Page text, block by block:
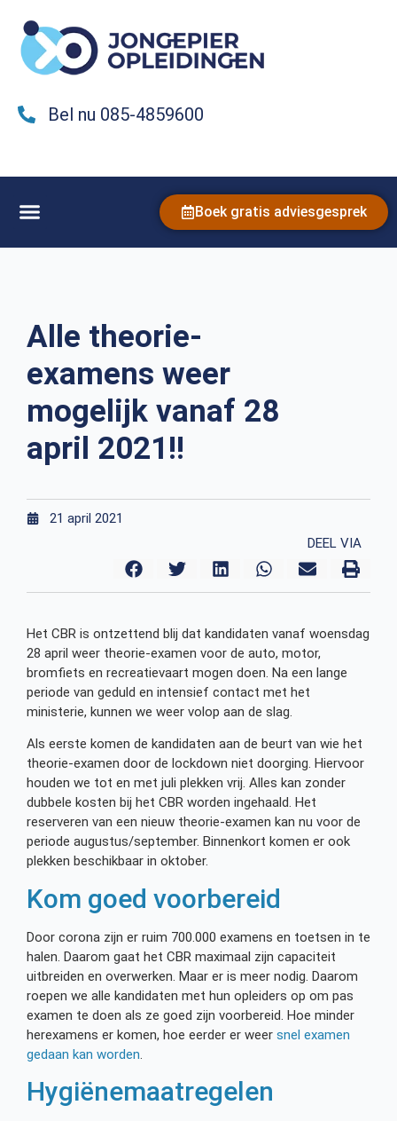
Bel nu 085-4859600
Boek gratis adviesgesprek
Alle theorie-
examens weer
mogelijk vanaf 28
april 2021!!
21 april 2021
DEEL VIA
Het CBR is ontzettend blij dat kandidaten vanaf woensdag
28 april weer theorie-examen voor de auto, motor,
bromfiets en recreatievaart mogen doen. Na een lange
periode van geduld en intensief contact met het
ministerie, kunnen we weer volop aan de slag.
Als eerste komen de kandidaten aan de beurt van wie het
theorie-examen door de lockdown niet doorging. Hiervoor
houden we tot en met juli plekken vrij. Alles kan zonder
dubbele kosten bij het CBR worden ingehaald. Het
reserveren van een nieuw theorie-examen kan nu voor de
periode augustus/september. Binnenkort komen er ook
plekken beschikbaar in oktober.
Kom goed voorbereid
Door corona zijn er ruim 700.000 examens en toetsen in te
halen. Daarom gaat het CBR maximaal zijn capaciteit
uitbreiden en overwerken. Maar er is meer nodig. Daarom
roepen we alle kandidaten met hun opleiders op om pas
examen te doen als ze goed zijn voorbereid. Hoe minder
herexamens er komen, hoe eerder er weer snel examen
gedaan kan worden.
Hygiënemaatregelen